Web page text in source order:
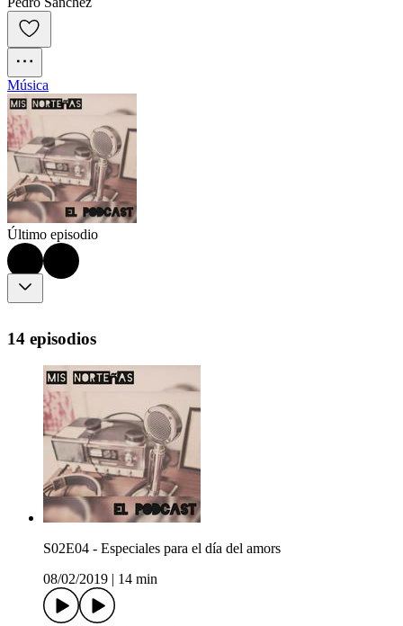
Música
Último episodio
14 episodios
S02E04 - Especiales para el día del amors
08/02/2019
14 min